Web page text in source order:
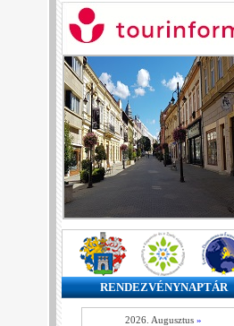
RENDEZVÉNYNAPTÁR
2026. Augusztus »